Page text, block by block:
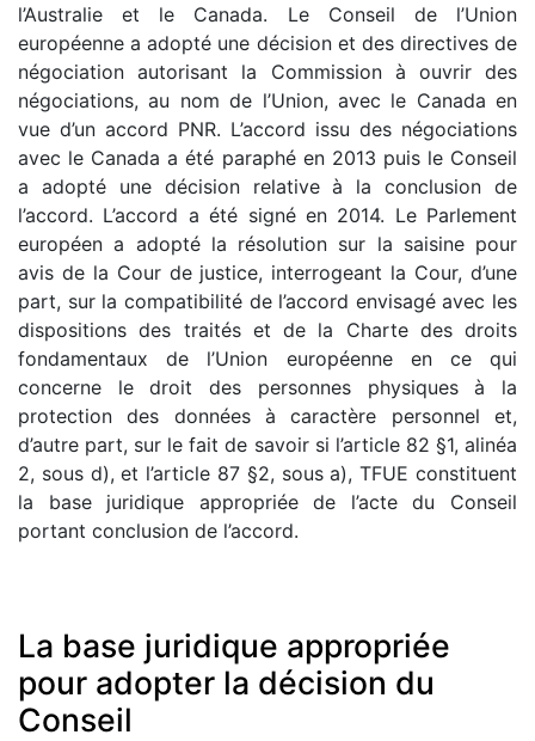
l’Australie et le Canada. Le Conseil de l’Union
européenne a adopté une décision et des directives de
négociation autorisant la Commission à ouvrir des
négociations, au nom de l’Union, avec le Canada en
vue d’un accord PNR. L’accord issu des négociations
avec le Canada a été paraphé en 2013 puis le Conseil
a adopté une décision relative à la conclusion de
l’accord. L’accord a été signé en 2014. Le Parlement
européen a adopté la résolution sur la saisine pour
avis de la Cour de justice, interrogeant la Cour, d’une
part, sur la compatibilité de l’accord envisagé avec les
dispositions des traités et de la Charte des droits
fondamentaux de l’Union européenne en ce qui
concerne le droit des personnes physiques à la
protection des données à caractère personnel et,
d’autre part, sur le fait de savoir si l’article 82 §1, alinéa
2, sous d), et l’article 87 §2, sous a), TFUE constituent
la base juridique appropriée de l’acte du Conseil
portant conclusion de l’accord.
La base juridique appropriée
pour adopter la décision du
Conseil